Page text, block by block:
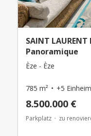
SAINT
Panoramique
Èze - Èze
785 m² +5
8.500.000 €
Parkplatz zu